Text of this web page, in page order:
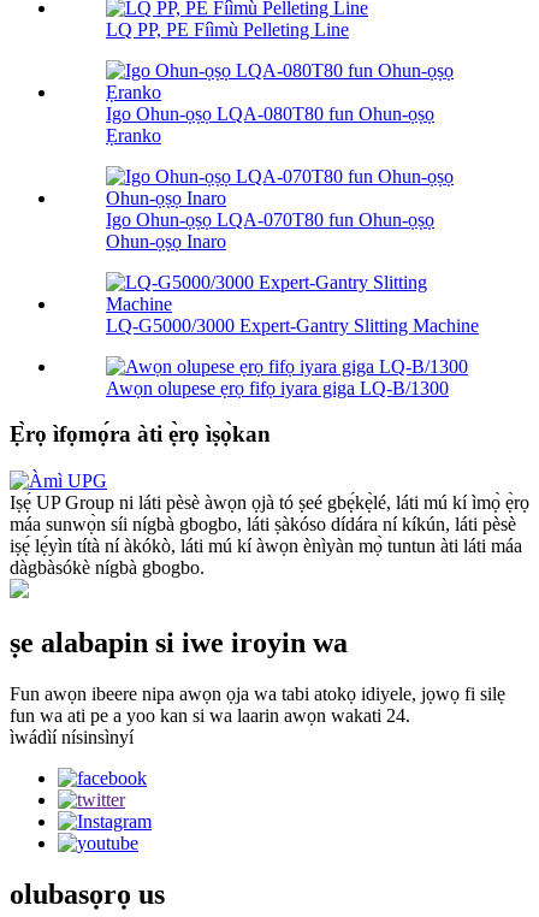
LQ PP, PE Fíìmù Pelleting Line
Igo Ohun-ọṣọ LQA-080T80 fun Ohun-ọṣọ
Ẹranko
Igo Ohun-ọṣọ LQA-070T80 fun Ohun-ọṣọ
Ohun-ọṣọ Inaro
LQ-G5000/3000 Expert-Gantry Slitting Machine
Awọn olupese ẹrọ fifọ iyara giga LQ-B/1300
Ẹ̀rọ ìfọmọ́ra àti ẹ̀rọ ìṣọ̀kan
Iṣẹ́ UP Group ni láti pèsè àwọn ọjà tó ṣeé gbẹ́kẹ̀lé, láti mú kí ìmọ̀ ẹ̀rọ
máa sunwọ̀n síi nígbà gbogbo, láti ṣàkóso dídára ní kíkún, láti pèsè
iṣẹ́ lẹ́yìn títà ní àkókò, láti mú kí àwọn ènìyàn mọ̀ tuntun àti láti máa
dàgbàsókè nígbà gbogbo.
ṣe alabapin si iwe iroyin wa
Fun awọn ibeere nipa awọn ọja wa tabi atokọ idiyele, jọwọ fi silẹ
fun wa ati pe a yoo kan si wa laarin awọn wakati 24.
ìwádìí nísinsìnyí
olubasọrọ us